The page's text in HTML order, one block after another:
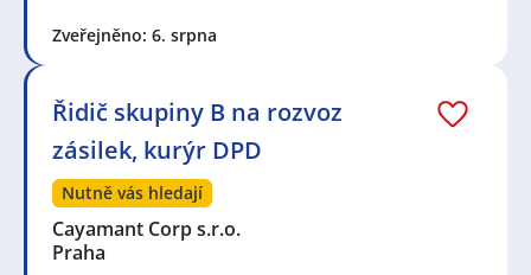
Zveřejněno: 6. srpna
Řidič skupiny B na rozvoz
zásilek, kurýr DPD
Nutně vás hledají
Cayamant Corp s.r.o.
Praha